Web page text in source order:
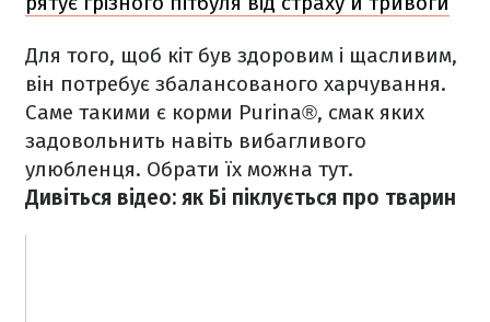
Для того, щоб кіт був здоровим і щасливим,
він потребує збалансованого харчування.
Саме такими є корми Purina®, смак яких
задовольнить навіть вибагливого
улюбленця. Обрати їх можна тут.
Дивіться відео: як Бі піклується про тварин